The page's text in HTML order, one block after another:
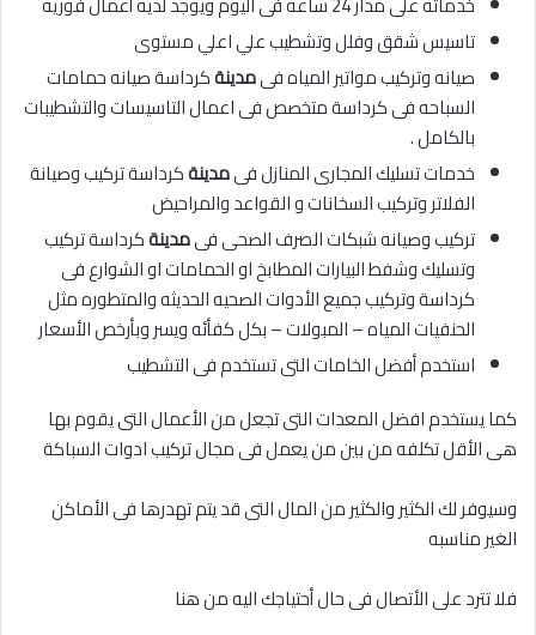
تاسيس شقق وفلل وتشطيب علي اعلي مستوى
صيانه وتركيب مواتير المياه فىمدينةكرداسة صيانه حمامات
السباحه فى كرداسة متخصص فى اعمال التاسيسات والتشطيبات
بالكامل .
خدمات تسليك المجارى المنازل فىمدينةكرداسة تركيب وصيانة
الفلاتر وتركيب السخانات و القواعد والمراحيض
تركيب وصيانه شبكات الصرف الصحى فىمدينةكرداسة تركيب
وتسليك وشفط البيارات المطابخ او الحمامات او الشوارع فى
كرداسة وتركيب جميع الأدوات الصحيه الحديثه والمتطوره مثل
الحنفيات المياه – المبولات – بكل كفأئه ويسر وبأرخص الأسعار
استخدم أفضل الخامات التى تستخدم فى التشطيب
كما يستخدم افضل المعدات التى تجعل من الأعمال التى يقوم بها
هى الأقل تكلفه من بين من يعمل فى مجال تركيب ادوات السباكة
وسيوفر لك الكثير والكثير من المال التى قد يتم تهدرها فى الأماكن
الغير مناسبه
فلا تترد على الأتصال فى حال أحتياجك اليه من هنا